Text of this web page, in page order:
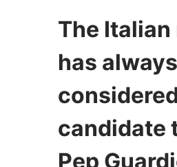
The
has
candidate
Pep